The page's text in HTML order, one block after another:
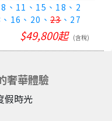
、11、15、18、2
16、20、23、27
$49,800起 (含稅)
奢華體驗
假時光